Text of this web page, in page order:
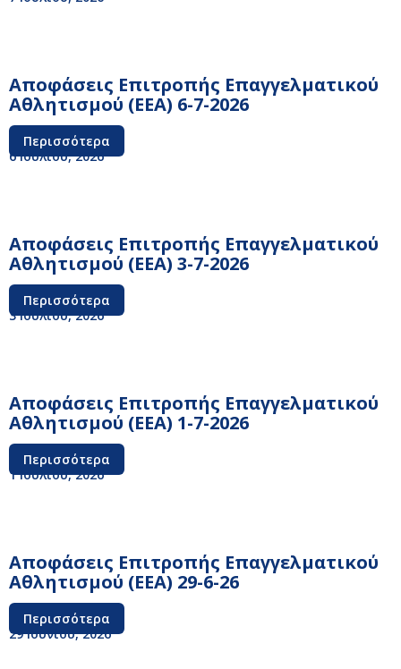
Αποφάσεις Επιτροπής Επαγγελματικού
Αθλητισμού (ΕΕΑ) 6-7-2026
Περισσότερα
6 Ιουλίου, 2026
Αποφάσεις Επιτροπής Επαγγελματικού
Αθλητισμού (ΕΕΑ) 3-7-2026
Περισσότερα
3 Ιουλίου, 2026
Αποφάσεις Επιτροπής Επαγγελματικού
Αθλητισμού (ΕΕΑ) 1-7-2026
Περισσότερα
1 Ιουλίου, 2026
Αποφάσεις Επιτροπής Επαγγελματικού
Αθλητισμού (ΕΕΑ) 29-6-26
Περισσότερα
29 Ιουνίου, 2026